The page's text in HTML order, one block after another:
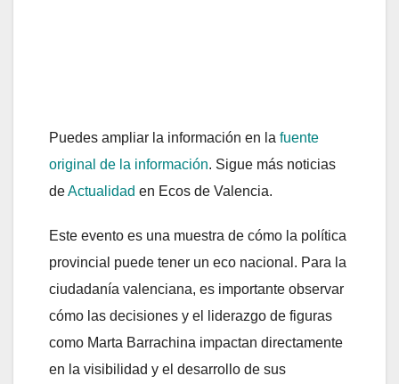
Puedes ampliar la información en la fuente
original de la información. Sigue más noticias
deActualidad en Ecos de Valencia.
Este evento es una muestra de cómo la política
provincial puede tener un eco nacional. Para la
ciudadanía valenciana, es importante observar
cómo las decisiones y el liderazgo de figuras
como Marta Barrachina impactan directamente
en la visibilidad y el desarrollo de sus